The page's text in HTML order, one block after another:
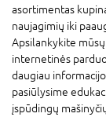
asortimentas
naujagimių iki
Apsilankykite
internetinės
daugiau
pasiūlysime
įspūdingų